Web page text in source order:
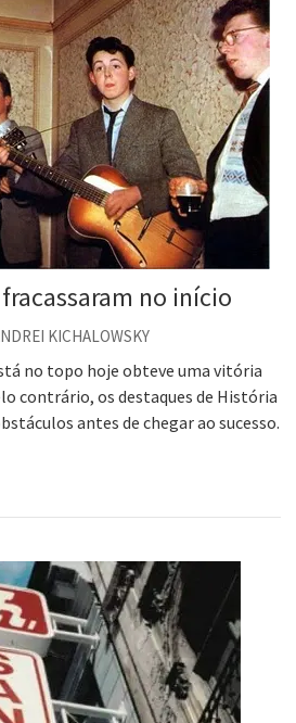
no início
KICHALOWSKY
no topo hoje obteve uma vitória
contrário, os destaques de História
antes de chegar ao sucesso.